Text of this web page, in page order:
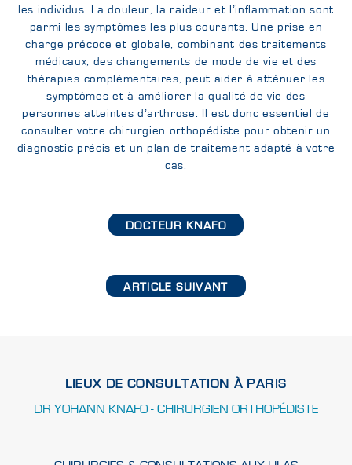
les individus. La douleur, la raideur et l’inflammation sont
parmi les symptômes les plus courants. Une prise en
charge précoce et globale, combinant des traitements
médicaux, des changements de mode de vie et des
thérapies complémentaires, peut aider à atténuer les
symptômes et à améliorer la qualité de vie des
personnes atteintes d’arthrose. Il est donc essentiel de
consulter votre chirurgien orthopédiste pour obtenir un
diagnostic précis et un plan de traitement adapté à votre
cas.
DOCTEUR KNAFO
ARTICLE SUIVANT
LIEUX DE CONSULTATION À PARIS
DR YOHANN KNAFO - CHIRURGIEN ORTHOPÉDISTE